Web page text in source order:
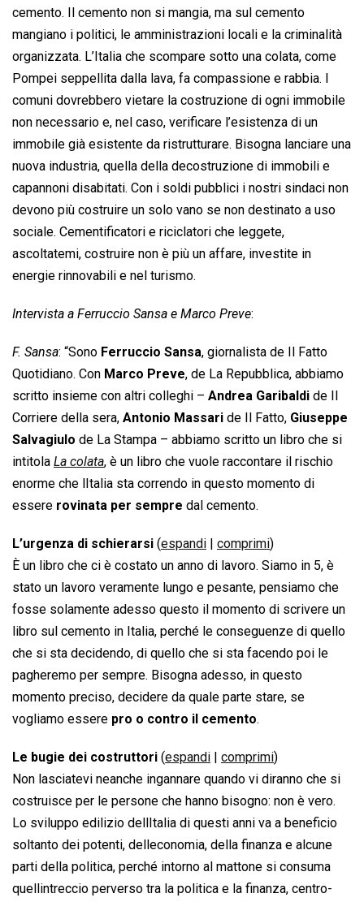
cemento. Il cemento non si mangia, ma sul cemento
mangiano i politici, le amministrazioni locali e la criminalità
organizzata. L’Italia che scompare sotto una colata, come
Pompei seppellita dalla lava, fa compassione e rabbia. I
comuni dovrebbero vietare la costruzione di ogni immobile
non necessario e, nel caso, verificare l’esistenza di un
immobile già esistente da ristrutturare. Bisogna lanciare una
nuova industria, quella della decostruzione di immobili e
capannoni disabitati. Con i soldi pubblici i nostri sindaci non
devono più costruire un solo vano se non destinato a uso
sociale. Cementificatori e riciclatori che leggete,
ascoltatemi, costruire non è più un affare, investite in
energie rinnovabili e nel turismo.
Intervista a Ferruccio Sansa e Marco Preve:
F. Sansa: “Sono Ferruccio Sansa, giornalista de Il Fatto
Quotidiano. Con Marco Preve, de La Repubblica, abbiamo
scritto insieme con altri colleghi – Andrea Garibaldi de Il
Corriere della sera, Antonio Massari de Il Fatto, Giuseppe
Salvagiulo de La Stampa – abbiamo scritto un libro che si
intitola  La colata, è un libro che vuole raccontare il rischio
enorme che lItalia sta correndo in questo momento di
essere rovinata per sempre dal cemento.
L’urgenza di schierarsi (espandi comprimi)
È un libro che ci è costato un anno di lavoro. Siamo in 5, è
stato un lavoro veramente lungo e pesante, pensiamo che
fosse solamente adesso questo il momento di scrivere un
libro sul cemento in Italia, perché le conseguenze di quello
che si sta decidendo, di quello che si sta facendo poi le
pagheremo per sempre. Bisogna adesso, in questo
momento preciso, decidere da quale parte stare, se
vogliamo essere pro o contro il cemento.
Le bugie dei costruttori (espandi comprimi)
Non lasciatevi neanche ingannare quando vi diranno che si
costruisce per le persone che hanno bisogno: non è vero.
Lo sviluppo edilizio dellItalia di questi anni va a beneficio
soltanto dei potenti, delleconomia, della finanza e alcune
parti della politica, perché intorno al mattone si consuma
quellintreccio perverso tra la politica e la finanza, centro-